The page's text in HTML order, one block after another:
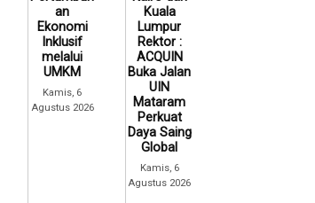
an
Ekonomi
Inklusif
melalui
UMKM
Kamis, 6
Agustus 2026
Kuala
Lumpur
Rektor :
ACQUIN
Buka Jalan
UIN
Mataram
Perkuat
Daya Saing
Global
Kamis, 6
Agustus 2026